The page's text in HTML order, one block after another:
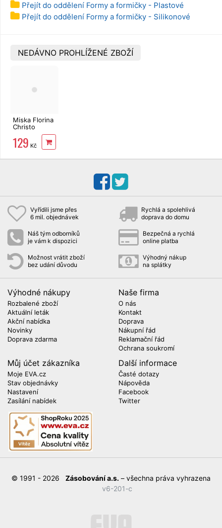
Přejít do oddělení Formy a formičky - Plastové
Přejít do oddělení Formy a formičky - Silikonové
NEDÁVNO PROHLÍŽENÉ ZBOŽÍ
Miska Florina
Christo
zapékací 25
x 15,5 cm, 1,2
129 Kč
Vyřídili jsme přes
6 mil. objednávek
Rychlá a spolehlivá
doprava do domu
Náš tým odborníků
je vám k dispozici
Bezpečná a rychlá
online platba
Možnost vrátit zboží
bez udání důvodu
Výhodný nákup
na splátky
Výhodné nákupy
Rozbalené zboží
Aktuální leták
Akční nabídka
Novinky
Doprava zdarma
Naše firma
O nás
Kontakt
Doprava
Nákupní řád
Reklamační řád
Ochrana soukromí
Můj účet zákazníka
Moje EVA.cz
Stav objednávky
Nastavení
Zasílání nabídek
Další informace
Časté dotazy
Nápověda
Facebook
Twitter
© 1991 - 2026 Zásobování a.s. – všechna práva vyhrazena
v6-201-c